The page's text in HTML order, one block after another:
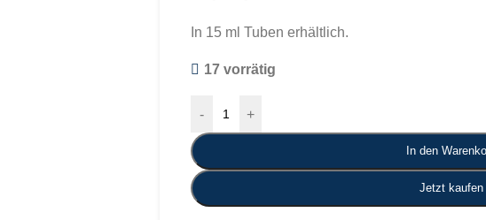
In 15 ml Tuben erhältlich.
17 vorrätig
- +
In den
Jetzt kaufen